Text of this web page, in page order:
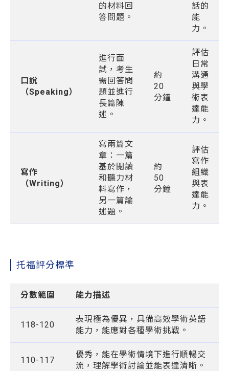
的材料回
答問題。
話的
能
力。
口說
（Speaking）
進行面
試，考生
需回答問
題並進行
長篇陳
述。
約
20
分鐘
評估
日常
溝通
與學
術表
達能
力。
寫作
（Writing）
寫兩篇文
章：一篇
基於閱讀
和聽力材
料寫作，
另一篇論
述題。
約
50
分鐘
評估
寫作
組織
與表
達能
力。
托福評分標準
分數範圍 能力描述
118-120
表現極為優異，具備高效學術英語
能力，能應對各種學術挑戰。
110-117
優秀，能在學術情境下進行順暢交
流，理解學術討論並能表達清晰。